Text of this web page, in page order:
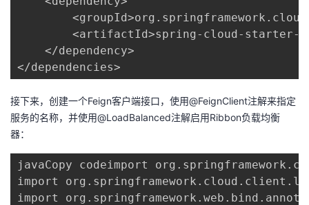
课
程
的
认
我
的
验
我
收
藏
持
建
<artifactId>spring-cloud-starter-
    </dependency>
</dependencies>
接下来，创建一个Feign客户端接口，使用@FeignClient注解来指定
服务的名称，并使用@LoadBalanced注解启用Ribbon负载均衡
器：
javaCopy codeimport
import
import